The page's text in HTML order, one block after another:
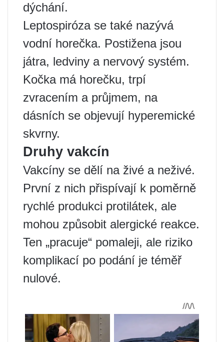
dýchání.
Leptospiróza se také nazývá
vodní horečka. Postižena jsou
játra, ledviny a nervový systém.
Kočka má horečku, trpí
zvracením a průjmem, na
dásních se objevují hyperemické
skvrny.
Druhy vakcín
Vakcíny se dělí na živé a neživé.
První z nich přispívají k poměrně
rychlé produkci protilátek, ale
mohou způsobit alergické reakce.
Ten „pracuje“ pomaleji, ale riziko
komplikací po podání je téměř
nulové.